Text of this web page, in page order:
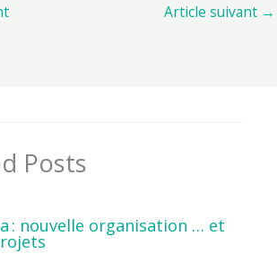
Article suivant →
Posts
: nouvelle organisation … et